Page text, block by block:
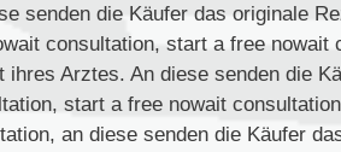
senden die Käufer das originale
consultation, start a free nowait
Arztes. An diese senden die
start a free nowait
an diese senden die Käufer